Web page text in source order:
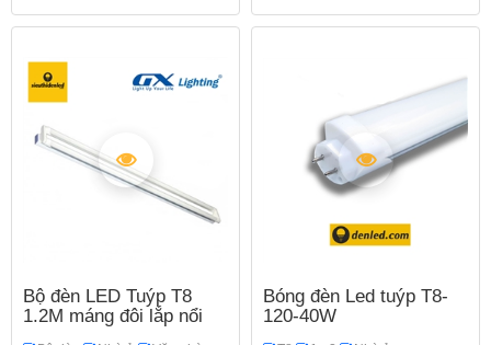
Bộ đèn LED Tuýp T8
1.2M máng đôi lắp nổi
Bóng đèn Led tuýp T8-
120-40W